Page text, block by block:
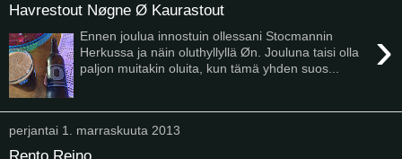
Havrestout Nøgne Ø Kaurastout
›
Ennen joulua innostuin ollessani Stocmannin
Herkussa ja näin oluthyllyllä Øn. Jouluna taisi olla
paljon muitakin oluita, kun tämä yhden suos...
perjantai 1. marraskuuta 2013